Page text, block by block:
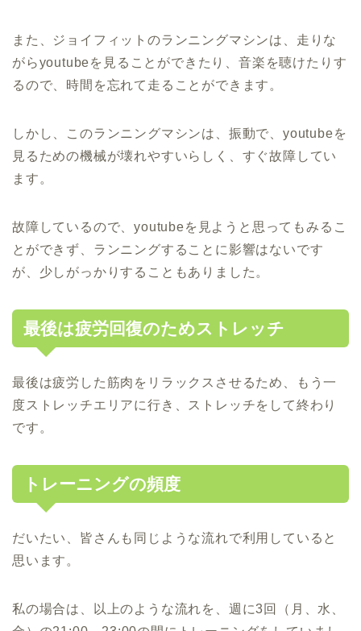
また、ジョイフィットのランニングマシンは、走りな
がらyoutubeを見ることができたり、音楽を聴けたりす
るので、時間を忘れて走ることができます。
しかし、このランニングマシンは、振動で、youtubeを
見るための機械が壊れやすいらしく、すぐ故障してい
ます。
故障しているので、youtubeを見ようと思ってもみるこ
とができず、ランニングすることに影響はないです
が、少しがっかりすることもありました。
最後は疲労回復のためストレッチ
最後は疲労した筋肉をリラックスさせるため、もう一
度ストレッチエリアに行き、ストレッチをして終わり
です。
トレーニングの頻度
だいたい、皆さんも同じような流れで利用していると
思います。
私の場合は、以上のような流れを、週に3回（月、水、